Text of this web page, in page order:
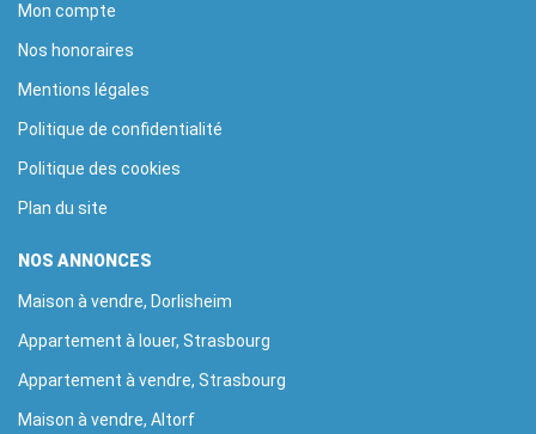
Mon compte
Nos honoraires
Mentions légales
Politique de confidentialité
Politique des cookies
Plan du site
NOS ANNONCES
Maison à vendre, Dorlisheim
Appartement à louer, Strasbourg
Appartement à vendre, Strasbourg
Maison à vendre, Altorf